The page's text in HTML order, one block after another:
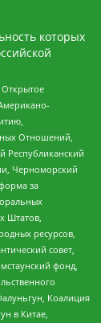
которых
Отношений,
Республиканский
Черноморский
за
Штатов,
ресурсов,
совет,
фонд,
Коалиция
в Китае,